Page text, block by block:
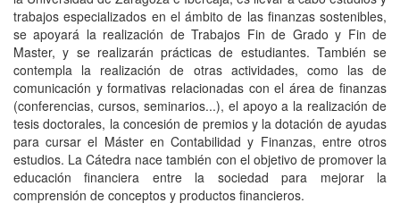
trabajos especializados en el ámbito de las finanzas sostenibles,
se apoyará la realización de Trabajos Fin de Grado y Fin de
Master, y se realizarán prácticas de estudiantes. También se
contempla la realización de otras actividades, como las de
comunicación y formativas relacionadas con el área de finanzas
(conferencias, cursos, seminarios...), el apoyo a la realización de
tesis doctorales, la concesión de premios y la dotación de ayudas
para cursar el Máster en Contabilidad y Finanzas, entre otros
estudios. La Cátedra nace también con el objetivo de promover la
educación financiera entre la sociedad para mejorar la
comprensión de conceptos y productos financieros.